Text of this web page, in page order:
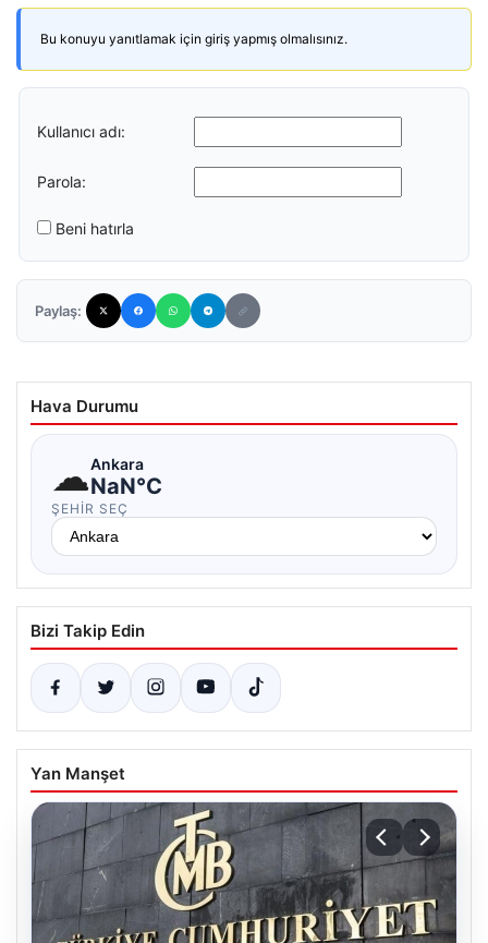
Bu konuyu yanıtlamak için giriş yapmış olmalısınız.
Kullanıcı adı:
Parola:
Beni hatırla
Paylaş:
Hava Durumu
☁Ankara
NaN°C
ŞEHIR SEÇ
Bizi Takip Edin
Yan Manşet